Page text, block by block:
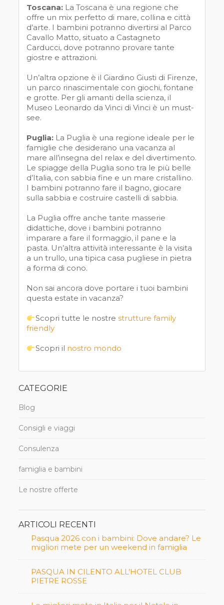
Toscana: La Toscana è una regione che
offre un mix perfetto di mare, collina e città
d’arte. I bambini potranno divertirsi al Parco
Cavallo Matto, situato a Castagneto
Carducci, dove potranno provare tante
giostre e attrazioni.
Un’altra opzione è il Giardino Giusti di Firenze,
un parco rinascimentale con giochi, fontane
e grotte. Per gli amanti della scienza, il
Museo Leonardo da Vinci di Vinci è un must-
see.
Puglia: La Puglia è una regione ideale per le
famiglie che desiderano una vacanza al
mare all’insegna del relax e del divertimento.
Le spiagge della Puglia sono tra le più belle
d’Italia, con sabbia fine e un mare cristallino.
I bambini potranno fare il bagno, giocare
sulla sabbia e costruire castelli di sabbia.
La Puglia offre anche tante masserie
didattiche, dove i bambini potranno
imparare a fare il formaggio, il pane e la
pasta. Un’altra attività interessante è la visita
a un trullo, una tipica casa pugliese in pietra
a forma di cono.
Non sai ancora dove portare i tuoi bambini
questa estate in vacanza?
Scopri tutte le nostre strutture family
friendly
Scopri il nostro mondo
CATEGORIE
Blog
Consigli e viaggi
Consulenza
famiglia e bambini
Le nostre offerte
ARTICOLI RECENTI
Pasqua 2026 con i bambini: Dove andare? Le
migliori mete per un weekend in famiglia
PASQUA IN CILENTO ALL’HOTEL CLUB
PIETRE ROSSE